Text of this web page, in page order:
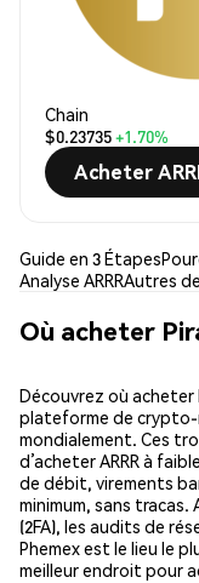
Chain
$0.23735+1.70%
Acheter
Guide en 3 Étapes
Analyse ARRRAutres
Où acheter
Découvrez où acheter
plateforme de crypto-
mondialement. Ces
d’acheter ARRR à
de débit, virements
minimum, sans
(2FA), les audits de
Phemex est le lieu le
meilleur endroit pour